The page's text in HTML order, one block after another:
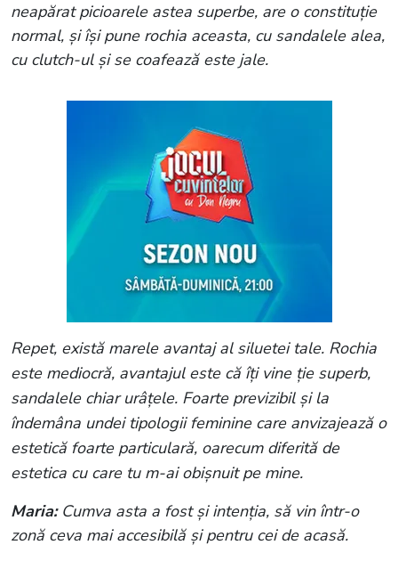
neapărat picioarele astea superbe, are o constituție
normal, și își pune rochia aceasta, cu sandalele alea,
cu clutch-ul și se coafează este jale.
Repet, există marele avantaj al siluetei tale. Rochia
este mediocră, avantajul este că îți vine ție superb,
sandalele chiar urâțele. Foarte previzibil și la
îndemâna undei tipologii feminine care anvizajează o
estetică foarte particulară, oarecum diferită de
estetica cu care tu m-ai obișnuit pe mine.
Maria: Cumva asta a fost și intenția, să vin într-o
zonă ceva mai accesibilă și pentru cei de acasă.